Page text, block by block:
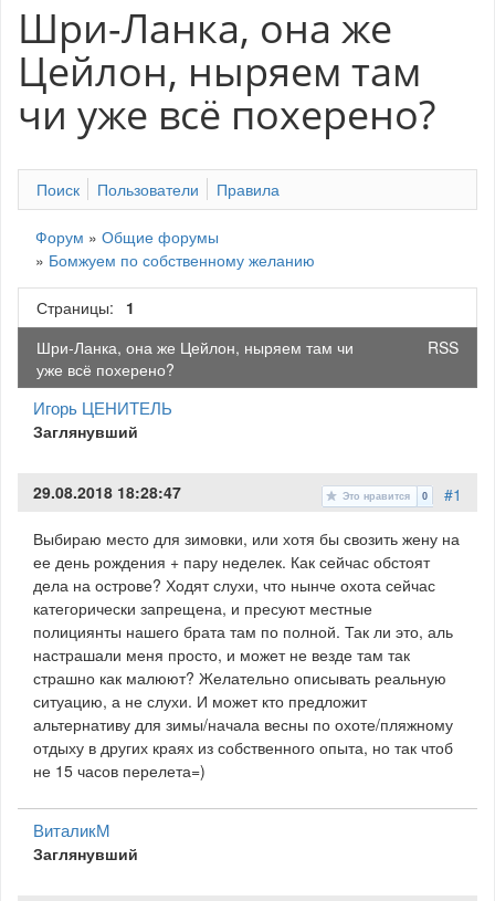
Шри-Ланка, она же
Цейлон, ныряем там
чи уже всё похерено?
Поиск Пользователи Правила
Форум » Общие форумы
» Бомжуем по собственному желанию
Страницы:
1
RSS
Шри-Ланка, она же Цейлон, ныряем там чи
уже всё похерено?
Игорь ЦЕНИТЕЛЬ
Заглянувший
#1
Это нравится 0
29.08.2018 18:28:47
Выбираю место для зимовки, или хотя бы свозить жену на
ее день рождения + пару неделек. Как сейчас обстоят
дела на острове? Ходят слухи, что нынче охота сейчас
категорически запрещена, и пресуют местные
полициянты нашего брата там по полной. Так ли это, аль
настрашали меня просто, и может не везде там так
страшно как малюют? Желательно описывать реальную
ситуацию, а не слухи. И может кто предложит
альтернативу для зимы/начала весны по охоте/пляжному
отдыху в других краях из собственного опыта, но так чтоб
не 15 часов перелета=)
ВиталикМ
Заглянувший